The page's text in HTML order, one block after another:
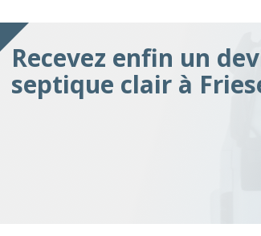
Recevez enfin un
septique clair à